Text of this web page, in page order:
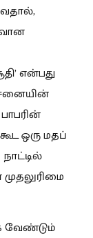
என்பது
ஒரு மதப்
வேண்டும்